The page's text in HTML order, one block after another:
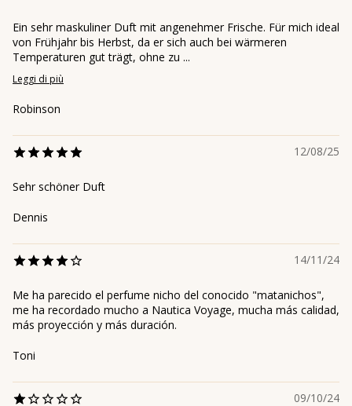
Ein sehr maskuliner Duft mit angenehmer Frische. Für mich ideal
von Frühjahr bis Herbst, da er sich auch bei wärmeren
Temperaturen gut trägt, ohne zu ...
Leggi di più
Robinson
12/08/25
Sehr schöner Duft
Dennis
14/11/24
Me ha parecido el perfume nicho del conocido "matanichos",
me ha recordado mucho a Nautica Voyage, mucha más calidad,
más proyección y más duración.
Toni
09/10/24